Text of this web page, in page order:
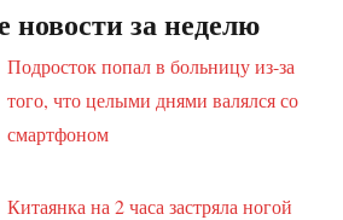
за неделю
Подросток попал в больницу из-за
того, что целыми днями валялся со
смартфоном
Китаянка на 2 часа застряла ногой